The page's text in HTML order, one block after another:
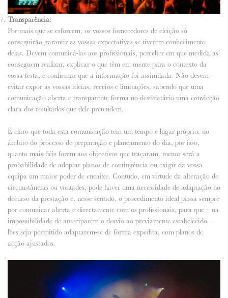
Transparência:
Por mais que se esforcem, os vossos fornecedores de eleição só
conseguirão garantir as vossas expectativas se tiverem conhecimento
delas. Devem comunicá-las aos profissionais, perceber em que medida as
conseguem realizar, explicar o que têm em mente para o contexto da
vossa festa, e confirmar que a informação foi assimilada. Não devem
evitar expor as vossas ideias, receios e limitações, sabendo que uma
comunicação aberta e transparente forma no destinatário uma convicção
clara dos resultados que dele pretendem.
É claro que toda esta comunicação tem um tempo e lugar próprio, no
âmbito do processo de preparação e planeamento do dia, por isso,
quanto mais fiéis forem aos objectivos que traçaram, menor será a
probabilidade de adoptar planos de contingência ou exigir da vossa
equipa um maior poder de encaixe. Contudo, em virtude da alteração de
circunstâncias ou vontades, pode haver uma necessidade de adaptação no
decurso da prestação e, nesse sentido, o procedimento ideal passa sempre
por comunicar aberta e directamente com os profissionais, para que – na
impossibilidade de anteciparem o desvio ao previamente estabelecido –
lhes seja permitido adaptarem-se de forma expedita, com planos de
acção ajustados.